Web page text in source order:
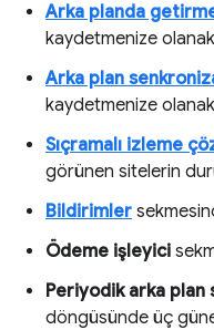
Arka planda
kaydetmenize olanak
Arka plan
kaydetmenize olanak
Sıçramalı izleme
görünen sitelerin
Bildirimler
Ödeme işleyici
Periyodik arka plan
döngüsünde üç